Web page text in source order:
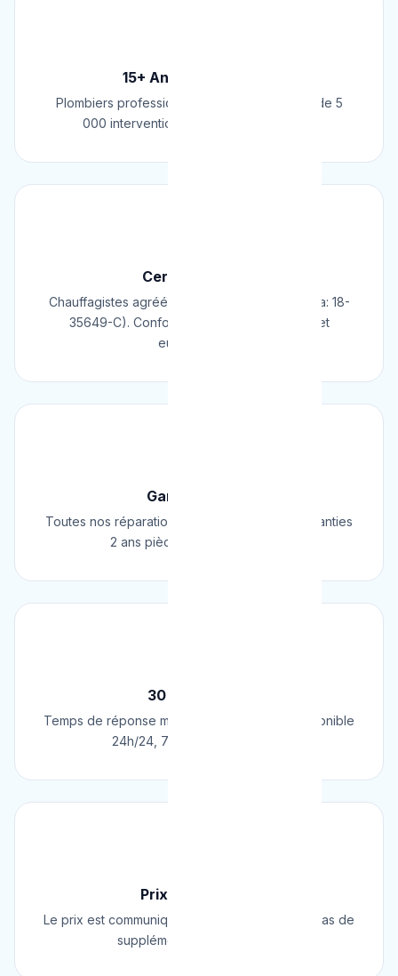
15+ Ans d'Expérience
Plombiers professionnels depuis 2009. Plus de 5
000 interventions réussies en Belgique.
Certifié & Agréé
Chauffagistes agréés Cerga/Cedicol (N° Cerga: 18-
35649-C). Conformes aux normes belges et
européennes.
Garantie 2 Ans
Toutes nos réparations et installations sont garanties
2 ans pièces et main d'œuvre.
30 Min Chrono
Temps de réponse moyen de 30 minutes. Disponible
24h/24, 7j/7, 365 jours par an.
Prix Fixe Garanti
Le prix est communiqué AVANT l'intervention. Pas de
supplément surprise, jamais.